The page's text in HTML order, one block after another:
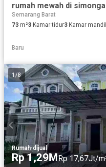
rumah mewah di
Semarang Barat
73 m²3 Kamar tidur3 Kamar mandi
Baru
1 /8
Rumah·dijual
Rp 1,29MRp 17,67Jt/